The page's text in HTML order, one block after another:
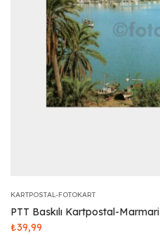
KARTPOSTAL-FOTOKART
PTT Baskılı Kartpostal-
₺39,99